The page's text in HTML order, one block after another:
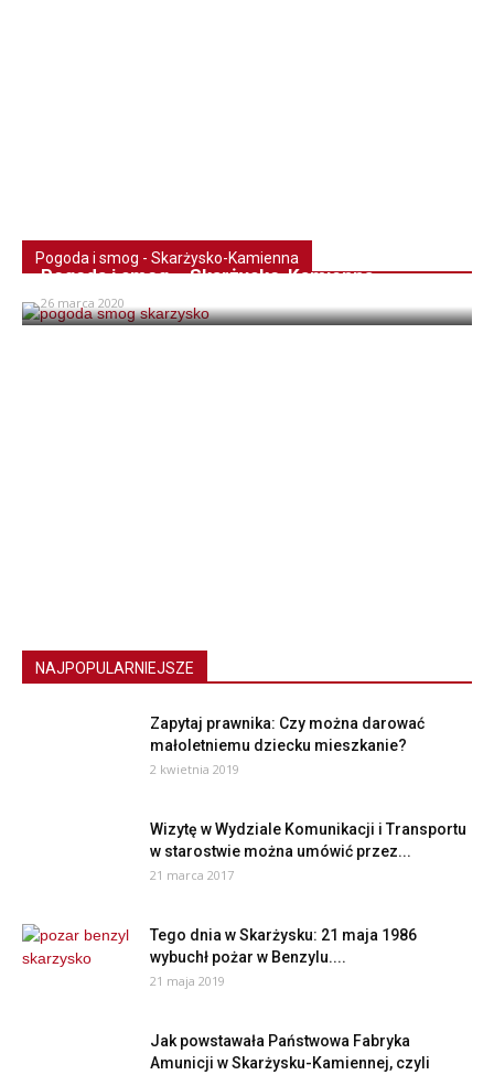
Pogoda i smog - Skarżysko-Kamienna
Pogoda i smog – Skarżysko-Kamienna
26 marca 2020
NAJPOPULARNIEJSZE
Zapytaj prawnika: Czy można darować
małoletniemu dziecku mieszkanie?
2 kwietnia 2019
Wizytę w Wydziale Komunikacji i Transportu
w starostwie można umówić przez...
21 marca 2017
Tego dnia w Skarżysku: 21 maja 1986
wybuchł pożar w Benzylu....
21 maja 2019
Jak powstawała Państwowa Fabryka
Amunicji w Skarżysku-Kamiennej, czyli